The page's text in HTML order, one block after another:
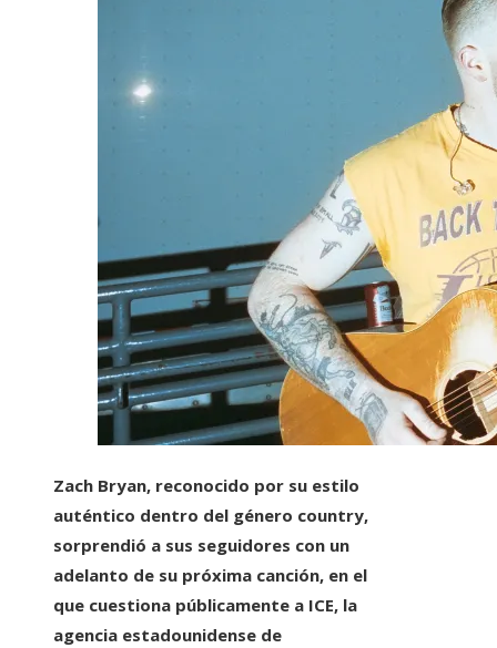
Zach Bryan, reconocido por su estilo
auténtico dentro del género country,
sorprendió a sus seguidores con un
adelanto de su próxima canción, en el
que cuestiona públicamente a ICE, la
agencia estadounidense de